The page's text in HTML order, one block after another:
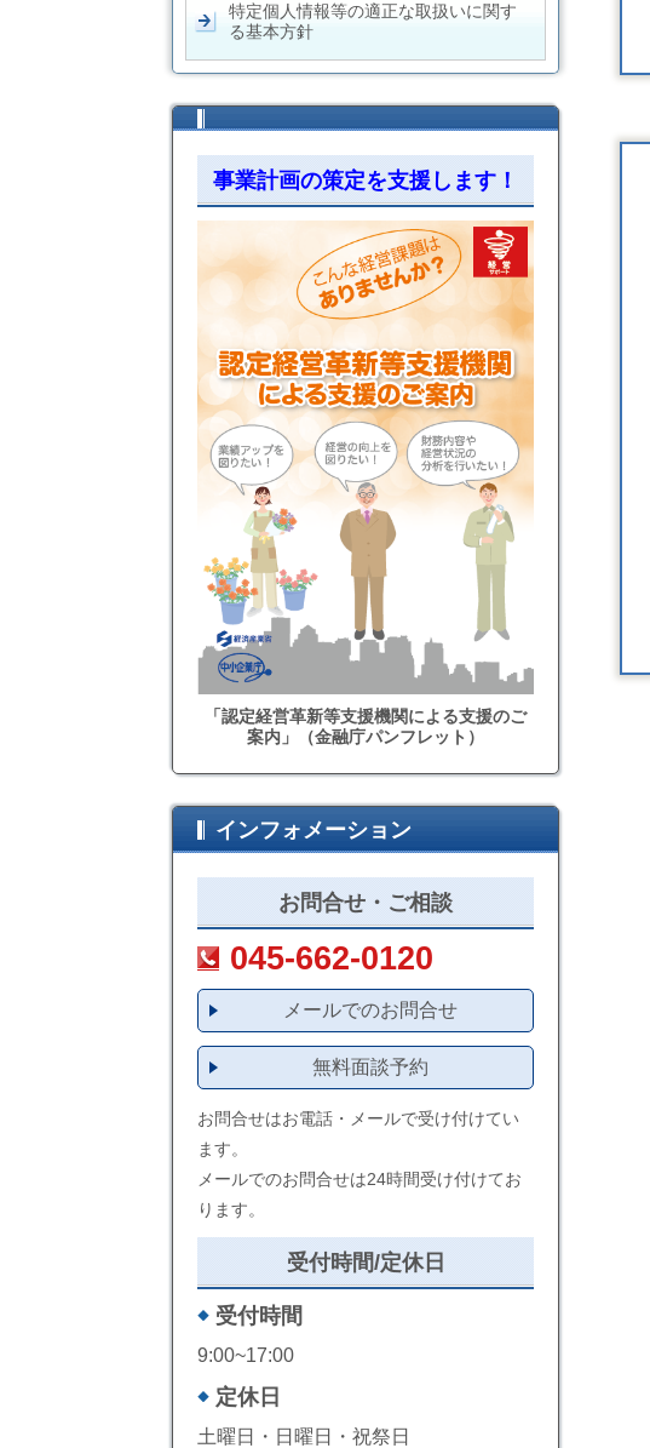
特定個人情報等の適正な取扱いに関す
る基本方針
事業計画の策定を支援します！
「認定経営革新等支援機関による支援のご
案内」（金融庁パンフレット）
インフォメーション
お問合せ・ご相談
045-662-0120
メールでのお問合せ
無料面談予約
お問合せはお電話・メールで受け付けてい
ます。
メールでのお問合せは24時間受け付けてお
ります。
受付時間/定休日
受付時間
9:00~17:00
定休日
土曜日・日曜日・祝祭日